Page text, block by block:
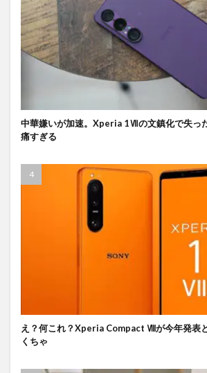
中華嫌いが加速。Xperia 1Ⅶの文鎮化で失っ
痛すぎる
え？何これ？Xperia Compact Ⅷが今年発表
くちゃ